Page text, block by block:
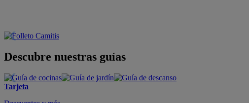
Descubre nuestras guías
Tarjeta